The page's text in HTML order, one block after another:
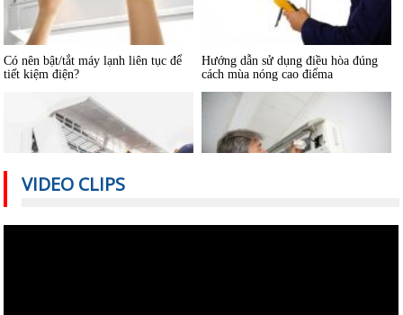
Có nên bật/tắt máy lạnh liên tục để
Hướng dẫn sử dụng điều hòa đúng
VIDEO CLIPS